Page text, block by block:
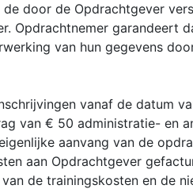
door de Opdrachtgever
Opdrachtnemer garandeert
van hun gegevens
vanaf de datum
van € 50 administratie- en
aanvang van de
aan Opdrachtgever
de trainingskosten en de